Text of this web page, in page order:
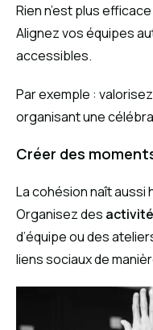
Rien n’est plus
Alignez vos équipes
accessibles.
Par exemple :
organisant une
Créer des
La cohésion naît
Organisez des
d’équipe ou des
liens sociaux de